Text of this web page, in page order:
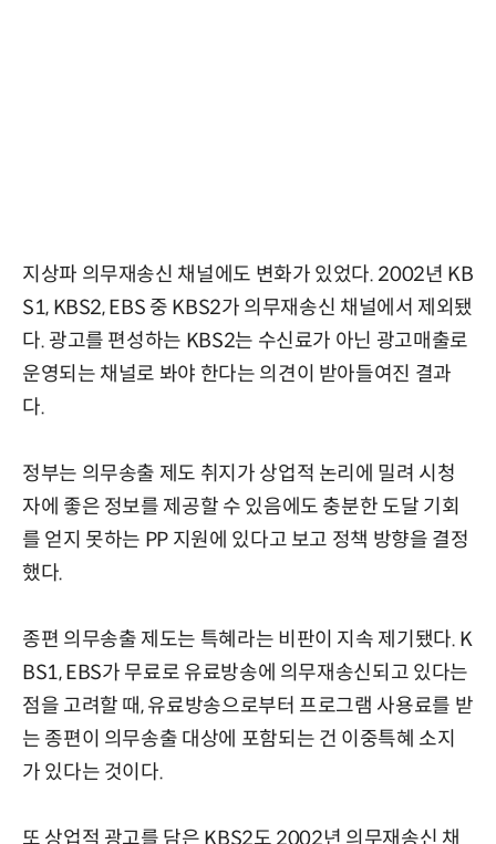
지상파 의무재송신 채널에도 변화가 있었다. 2002년 KB
S1, KBS2, EBS 중 KBS2가 의무재송신 채널에서 제외됐
다. 광고를 편성하는 KBS2는 수신료가 아닌 광고매출로
운영되는 채널로 봐야 한다는 의견이 받아들여진 결과
다.
정부는 의무송출 제도 취지가 상업적 논리에 밀려 시청
자에 좋은 정보를 제공할 수 있음에도 충분한 도달 기회
를 얻지 못하는 PP 지원에 있다고 보고 정책 방향을 결정
했다.
종편 의무송출 제도는 특혜라는 비판이 지속 제기됐다. K
BS1, EBS가 무료로 유료방송에 의무재송신되고 있다는
점을 고려할 때, 유료방송으로부터 프로그램 사용료를 받
는 종편이 의무송출 대상에 포함되는 건 이중특혜 소지
가 있다는 것이다.
또 상업적 광고를 담은 KBS2도 2002년 의무재송신 채